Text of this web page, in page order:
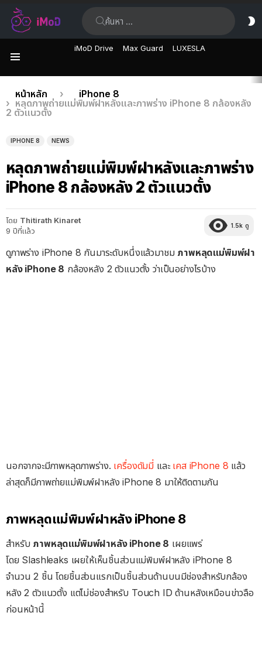
iMoD Drive Max Guard LUXESLA
เรื่อง
ล่าสุด
คุณอยู่ที่นี่:
หน้าหลัก
iPhone 8
หลุดภาพถ่ายแม่พิมพ์ฝาหลังและภาพร่าง iPhone 8 กล้องหลัง
2 ตัวแนวตั้ง
IPHONE 8 NEWS
หลุดภาพถ่ายแม่พิมพ์ฝาหลังและภาพร่าง
iPhone 8 กล้องหลัง 2 ตัวแนวตั้ง
โดย Thitirath Kinaret
9 ปีที่แล้ว
1.5k ดู
ดูภาพร่าง iPhone 8 กันมาระดับหนึ่งแล้วมาชมภาพหลุดแม่พิมพ์ฝา
หลัง iPhone 8 กล้องหลัง 2 ตัวแนวตั้ง ว่าเป็นอย่างไรบ้าง
นอกจากจะมีภาพหลุดภาพร่าง. เครื่องดัมมี่ และ เคส iPhone 8 แล้ว
ล่าสุดก็มีภาพถ่ายแม่พิมพ์ฝาหลัง iPhone 8 มาให้ติดตามกัน
ภาพหลุดแม่พิมพ์ฝาหลัง iPhone 8
สำหรับภาพหลุดแม่พิมพ์ฝาหลัง iPhone 8 เผยแพร่
โดย Slashleaks เผยให้เห็นชิ้นส่วนแม่พิมพ์ฝาหลัง iPhone 8
จำนวน 2 ชิ้น โดยชิ้นส่วนแรกเป็นชิ้นส่วนด้านบนมีช่องสำหรับกล้อง
หลัง 2 ตัวแนวตั้ง แต่ไม่ช่องสำหรับ Touch ID ด้านหลังเหมือนข่าวลือ
ก่อนหน้านี้